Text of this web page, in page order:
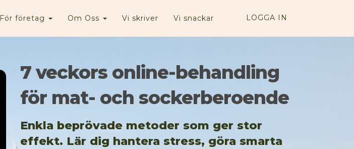
För företag Om Oss Vi skriver Vi snackar LOGGA IN
7 veckors online-behandling
för mat- och sockerberoende
Enkla beprövade metoder som ger stor
effekt. Lär dig hantera stress, göra smarta